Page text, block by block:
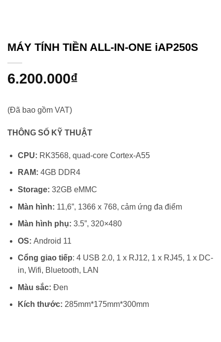
MÁY TÍNH TIỀN ALL-IN-ONE iAP250S
6.200.000₫
(Đã bao gồm VAT)
THÔNG SỐ KỸ THUẬT
CPU: RK3568, quad-core Cortex-A55
RAM: 4GB DDR4
Storage: 32GB eMMC
Màn hình: 11,6”, 1366 x 768, cảm ứng đa điểm
Màn hình phụ: 3.5”, 320×480
OS: Android 11
Cổng giao tiếp: 4 USB 2.0, 1 x RJ12, 1 x RJ45, 1 x DC-
in, Wifi, Bluetooth, LAN
Màu sắc: Đen
Kích thước: 285mm*175mm*300mm